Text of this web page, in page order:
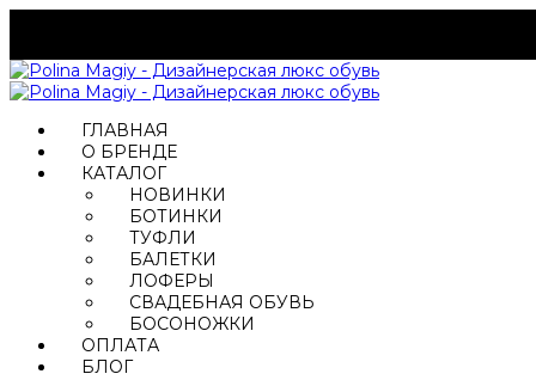
ГЛАВНАЯ
О БРЕНДЕ
КАТАЛОГ
НОВИНКИ
БОТИНКИ
ТУФЛИ
БАЛЕТКИ
ЛОФЕРЫ
СВАДЕБНАЯ ОБУВЬ
БОСОНОЖКИ
ОПЛАТА
БЛОГ